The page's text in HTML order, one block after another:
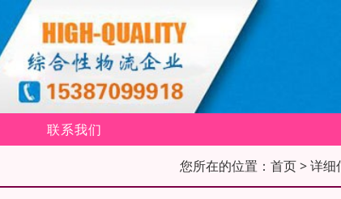
联系我们
您所在的位置： 首页> 详细